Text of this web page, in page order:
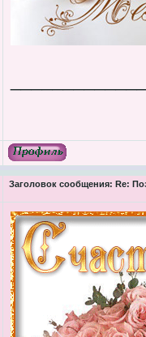
Заголовок сообщения: Re: